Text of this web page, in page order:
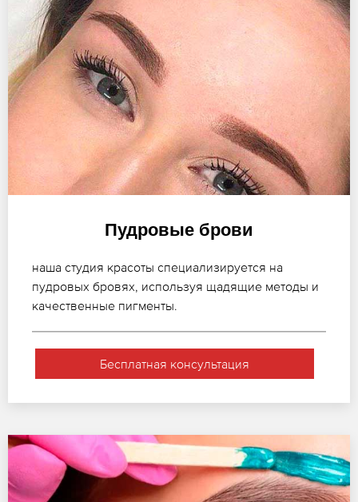
Пудровые брови
наша студия красоты специализируется на
пудровых бровях, используя щадящие методы и
качественные пигменты.
Бесплатная консультация